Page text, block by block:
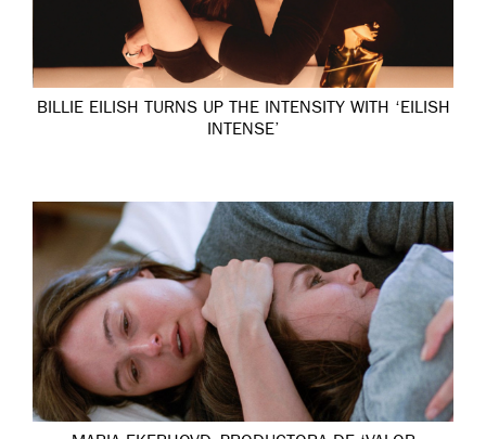
BILLIE EILISH TURNS UP THE INTENSITY WITH ‘EILISH
INTENSE’